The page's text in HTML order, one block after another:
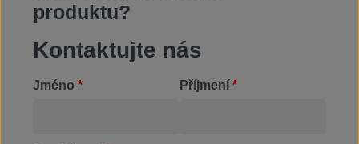
produktu?
Kontaktujte nás
Jméno * Příjmení *